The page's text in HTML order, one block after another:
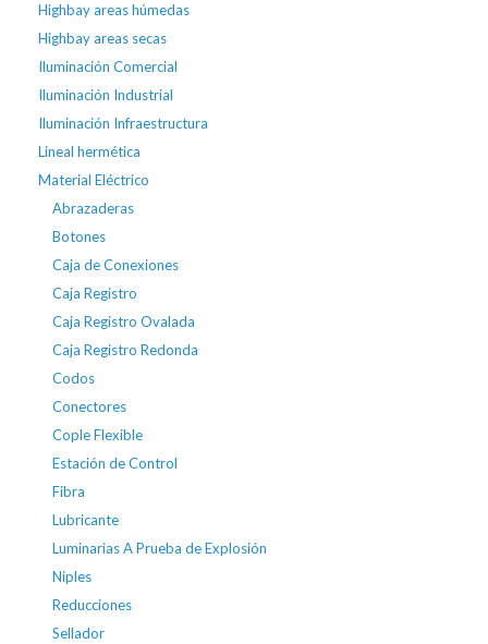
Highbay areas húmedas
Highbay areas secas
Iluminación Comercial
Iluminación Industrial
Iluminación Infraestructura
Lineal hermética
Material Eléctrico
Abrazaderas
Botones
Caja de Conexiones
Caja Registro
Caja Registro Ovalada
Caja Registro Redonda
Codos
Conectores
Cople Flexible
Estación de Control
Fibra
Lubricante
Luminarias A Prueba de Explosión
Niples
Reducciones
Sellador